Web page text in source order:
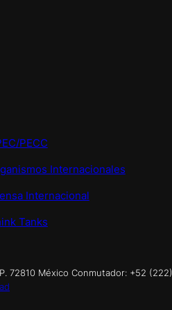
PECC
Internacionales
Internacional
Tanks
72810 México Conmutador: +52 (222)